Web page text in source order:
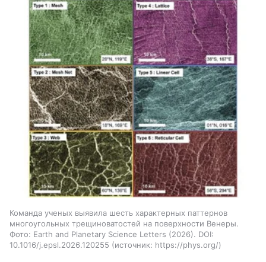
Команда ученых выявила шесть характерных паттернов
многоугольных трещиноватостей на поверхности Венеры.
Фото: Earth and Planetary Science Letters (2026). DOI:
10.1016/j.epsl.2026.120255
источник: https://phys.org/